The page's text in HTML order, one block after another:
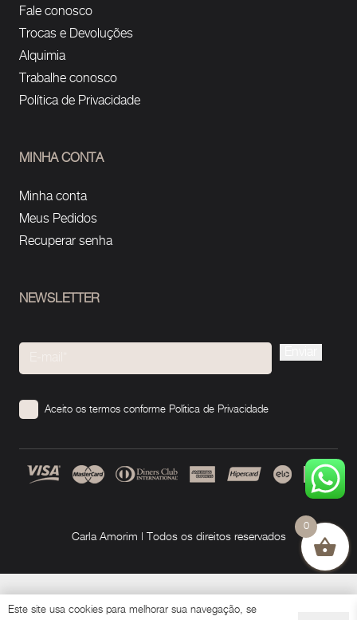
Fale conosco
Trocas e Devoluções
Alquimia
Trabalhe conosco
Política de Privacidade
MINHA CONTA
Minha conta
Meus Pedidos
Recuperar senha
NEWSLETTER
Aceito os termos conforme Política de Privacidade
Carla Amorim | Todos os direitos reservados
0
Este site usa cookies para melhorar sua navegação, se